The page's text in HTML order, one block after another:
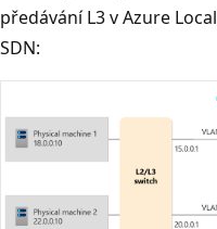
předávání L3 v Azure
SDN: